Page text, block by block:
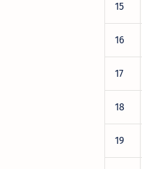
15
16
17
18
19